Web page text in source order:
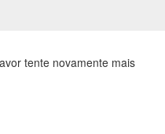
tente novamente mais